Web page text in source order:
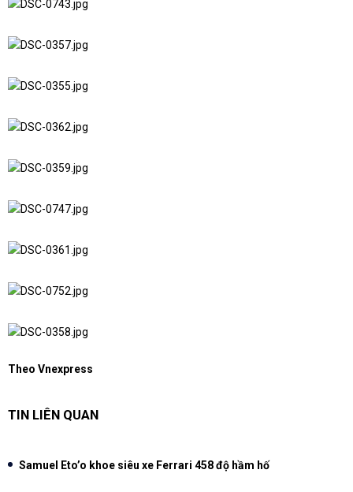
Theo Vnexpress
TIN LIÊN QUAN
Samuel Eto’o khoe siêu xe Ferrari 458 độ hầm hố